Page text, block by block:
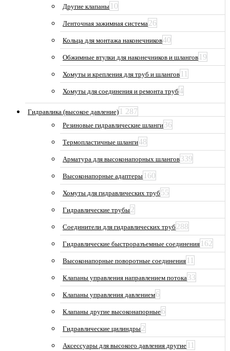
Другие клапаны 10
Ленточная зажимная система26
Кольца для монтажа наконечников40
Обжимные втулки для наконечников и шлангов 19
Хомуты и крепления для труб и шлангов 11
Хомуты для соединения и ремонта труб4
Гидравлика (высокое давление) 1 287
Резиновые гидравлические шланги36
Термопластичные шланги48
Арматура для высоконапорных шлангов339
Высоконапорные адаптеры 160
Хомуты для гидравлических труб 55
Гидравлические трубы2
Соединители для гидравлических труб 288
Гидравлические быстроразъемные соединения 162
Высоконапорные поворотные соединения 11
Клапаны управления направлением потока33
Клапаны управления давлением6
Клапаны другие высоконапорные6
Гидравлические цилиндры2
Аксессуары для высокого давления другие 11